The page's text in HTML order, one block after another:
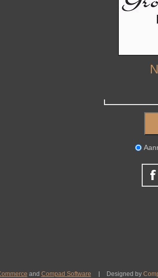
and Compad Software Designed by